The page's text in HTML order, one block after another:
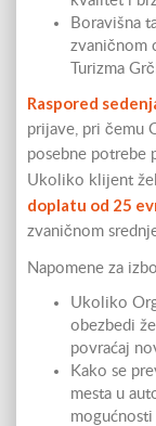
Boravišna
zvaničnom
Turizma
Raspored
prijave, pri čemu
posebne potrebe
Ukoliko klijent
doplatu od 25
zvaničnom
Napomene za
Ukoliko
obezbedi
povraćaj
Kako se
mesta u